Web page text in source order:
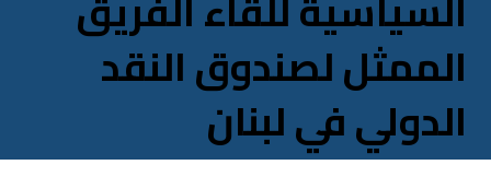
الممثل لصندوق النقد
الدولي في لبنان